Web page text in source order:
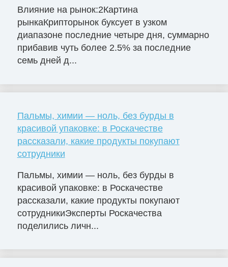
Влияние на рынок:2Картина
рынкаКрипторынок буксует в узком
диапазоне последние четыре дня, суммарно
прибавив чуть более 2.5% за последние
семь дней д...
Пальмы, химии — ноль, без бурды в
красивой упаковке: в Роскачестве
рассказали, какие продукты покупают
сотрудники
Пальмы, химии — ноль, без бурды в
красивой упаковке: в Роскачестве
рассказали, какие продукты покупают
сотрудникиЭксперты Роскачества
поделились личн...